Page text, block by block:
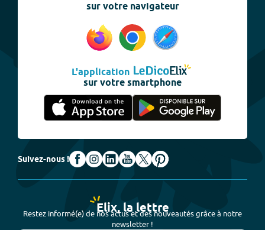
sur votre navigateur
L'application
sur votre smartphone
Suivez-nous !
Elix, la lettre
Restez informé(e) de nos actus et des nouveautés grâce à notre
newsletter !